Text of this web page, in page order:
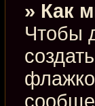
» Как
Чтобы